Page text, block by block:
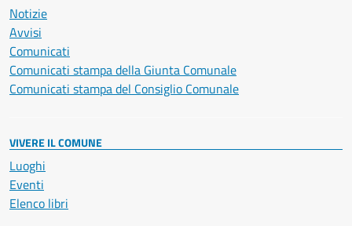
Notizie
Avvisi
Comunicati
Comunicati stampa della Giunta Comunale
Comunicati stampa del Consiglio Comunale
VIVERE IL COMUNE
Luoghi
Eventi
Elenco libri